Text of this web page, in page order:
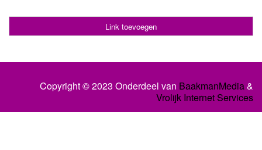
Link toevoegen
Copyright © 2023 Onderdeel van BaakmanMedia&
Vrolijk Internet Services